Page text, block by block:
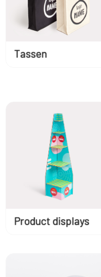
Tassen
Product displays